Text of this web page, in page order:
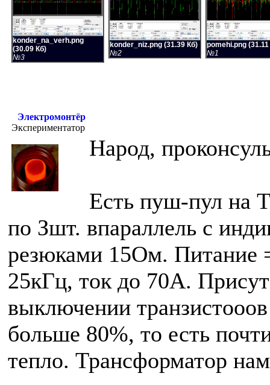
konder_na_verh.png
(30.09 Кб)
№3
konder_niz.png (31.39 Кб)
№2
pomehi.png
№1
Электромонтёр
Экспериментатор
Народ,
Есть пуш-пул на
по Зшт. впараллель с
резюками 15Ом. Питание
25кГц, ток до 70А.
выключении
больше 80%, то есть
тепло. Трансформатор